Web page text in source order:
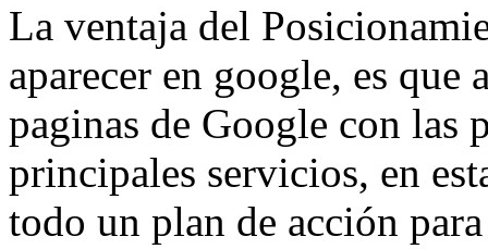
La ventaja del
aparecer en google, es que
paginas de Google con las
principales servicios, en
todo un plan de acción